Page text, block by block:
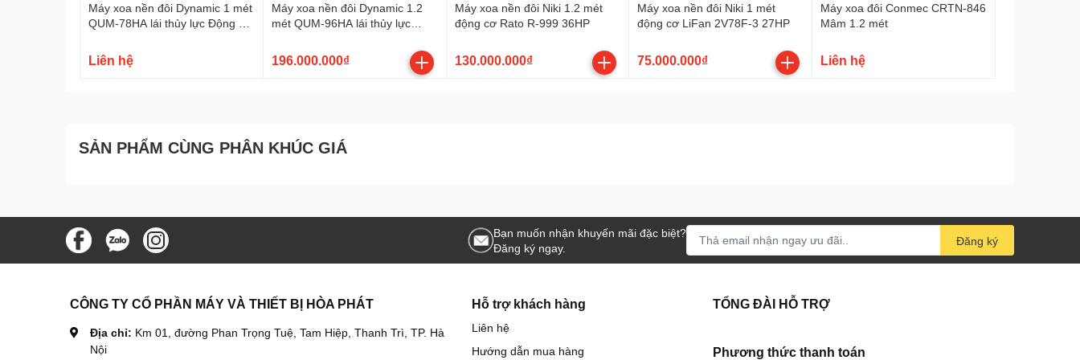
IV. Video Máy xoa nền đôi Kowloon 1 mét động cơ LiFan 24HP
Máy xoa nền đôi Dynamic 1 mét
QUM-78HA lái thủy lực Động cơ
Liên hệ
Máy xoa nền đôi Dynamic 1.2
mét QUM-96HA lái thủy lực
196.000.000₫
Máy xoa nền đôi Niki 1.2 mét
động cơ Rato R-999 36HP
130.000.000₫
Máy xoa nền đôi Niki 1 mét
động cơ LiFan 2V78F-3 27HP
75.000.000₫
Máy xoa đôi Conmec CRTN-846
Mâm 1.2 mét
Liên hệ
SẢN PHẨM CÙNG PHÂN KHÚC GIÁ
Bạn muốn nhận khuyến mãi đặc biệt?
Đăng ký ngay.
Đăng ký
CÔNG TY CỔ PHẦN MÁY VÀ THIẾT BỊ HÒA PHÁT
Địa chỉ: Km 01, đường Phan Trọng Tuệ, Tam Hiệp, Thanh Trì, TP. Hà
Nội
Hỗ trợ khách hàng
Liên hệ
Hướng dẫn mua hàng
TỔNG ĐÀI HỖ TRỢ
Phương thức thanh toán